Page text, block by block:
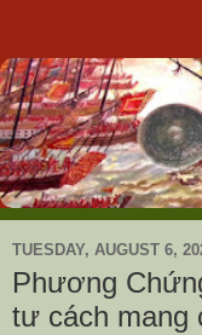
TUESDAY, AUGUST 6,
Phương
tư cách mang